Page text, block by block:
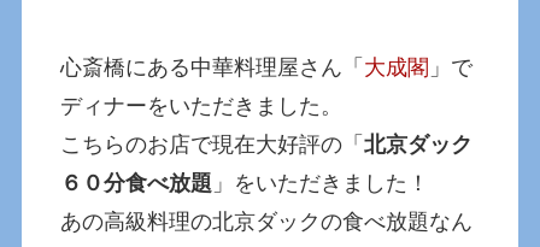
心斎橋にある中華料理屋さん「 大成閣 」で
ディナーをいただきました。
こちらのお店で現在大好評の「北京ダック
６０分食べ放題 」をいただきました！
あの高級料理の北京ダックの食べ放題なん